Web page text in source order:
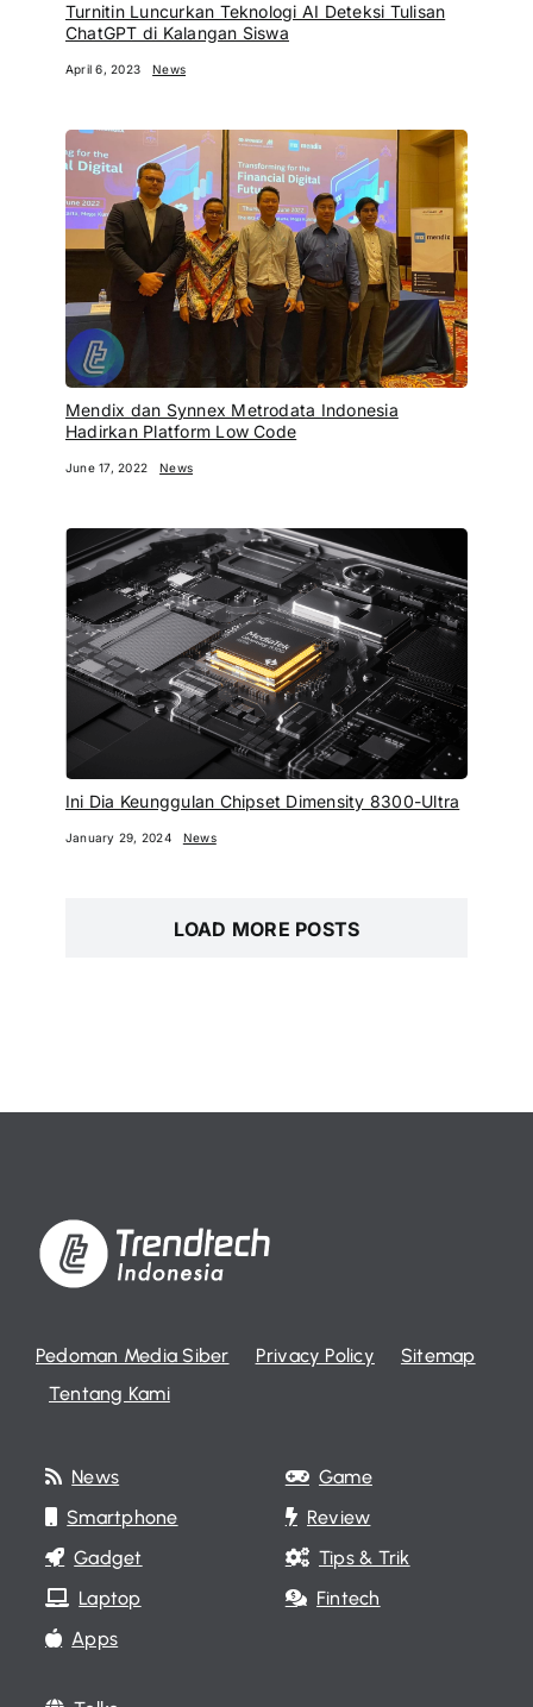
Turnitin Luncurkan Teknologi AI Deteksi Tulisan
ChatGPT di Kalangan Siswa
April 6, 2023 News
Mendix dan Synnex Metrodata Indonesia
Hadirkan Platform Low Code
June 17, 2022 News
Ini Dia Keunggulan Chipset Dimensity 8300-Ultra
January 29, 2024 News
LOAD MORE POSTS
Pedoman Media Siber Privacy Policy
Sitemap
Tentang Kami
News
Smartphone
Gadget
Laptop
Apps
Game
Review
Tips & Trik
Fintech